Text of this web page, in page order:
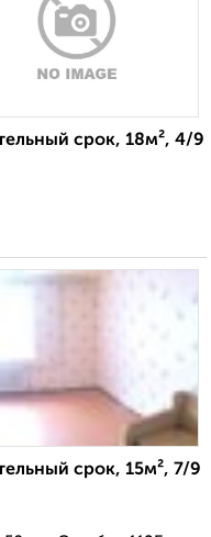
срок, 18м², 4/9
срок, 15м², 7/9